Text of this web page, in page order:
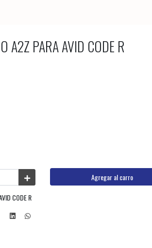
A2Z PARA AVID CODE R
Agregar al carro
CODE R